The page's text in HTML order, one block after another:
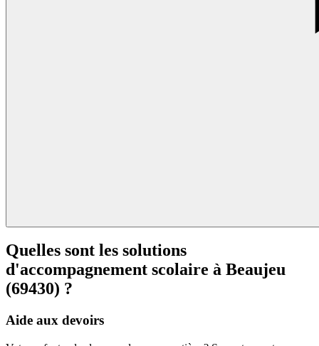
Quelles sont les solutions
d'accompagnement scolaire à Beaujeu
(69430) ?
Aide aux devoirs